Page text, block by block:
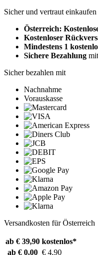
Sicher und vertraut einkaufen
Österreich:
Kostenloser
Mindestens 1
Sichere Bezahlung
Sicher bezahlen mit
Nachnahme
Vorauskasse
Versandkosten für Österreich
ab € 39,90 kostenlos*
ab € 0,00 € 4,90